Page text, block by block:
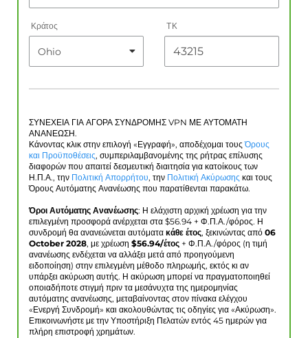
Κράτος ΤΚ
ΣΥΝΕΧΕΙΑ ΓΙΑ ΑΓΟΡΑ ΣΥΝΔΡΟΜΗΣ VPN ΜΕ ΑΥΤΟΜΑΤΗ
ΑΝΑΝΕΩΣΗ.
Κάνοντας κλικ στην επιλογή «Εγγραφή», αποδέχομαι τουςΌρους
και Προϋποθέσεις, συμπεριλαμβανομένης της ρήτρας επίλυσης
διαφορών που απαιτεί δεσμευτική διαιτησία για κατοίκους των
Η.Π.Α., την Πολιτική Απορρήτου, την Πολιτική Ακύρωσης και τους
Όρους Αυτόματης Ανανέωσης που παρατίθενται παρακάτω.
Όροι Αυτόματης Ανανέωσης: Η ελάχιστη αρχική χρέωση για την
επιλεγμένη προσφορά ανέρχεται στα $56.94 + Φ.Π.Α./φόρος. Η
συνδρομή θα ανανεώνεται αυτόματα κάθε έτος, ξεκινώντας από 06
October 2028, με χρέωση $56.94/έτος + Φ.Π.Α./φόρος (η τιμή
ανανέωσης ενδέχεται να αλλάξει μετά από προηγούμενη
ειδοποίηση) στην επιλεγμένη μέθοδο πληρωμής, εκτός κι αν
υπάρξει ακύρωση αυτής. Η ακύρωση μπορεί να πραγματοποιηθεί
οποιαδήποτε στιγμή πριν τα μεσάνυχτα της ημερομηνίας
αυτόματης ανανέωσης, μεταβαίνοντας στον πίνακα ελέγχου
«Ενεργή Συνδρομή» και ακολουθώντας τις οδηγίες για «Ακύρωση».
Επικοινωνήστε με την Υποστήριξη Πελατών εντός 45 ημερών για
πλήρη επιστροφή χρημάτων.